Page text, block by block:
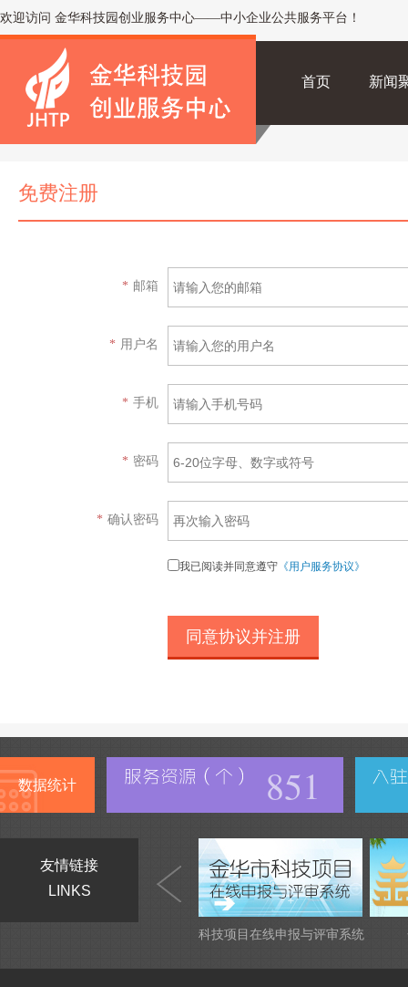
欢迎访问 金华科技园创业服务中心——中小企业公共服务平台！
首页 新闻
免费注册
* 邮箱
* 用户名
* 手机
* 密码
* 确认密码
我已阅读并同意遵守 《用户服务协议》
数据统计 851
友情链接
LINKS
科技项目在线申报与评审系统